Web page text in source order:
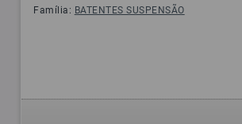
Família: BATENTES SUSPENSÃO